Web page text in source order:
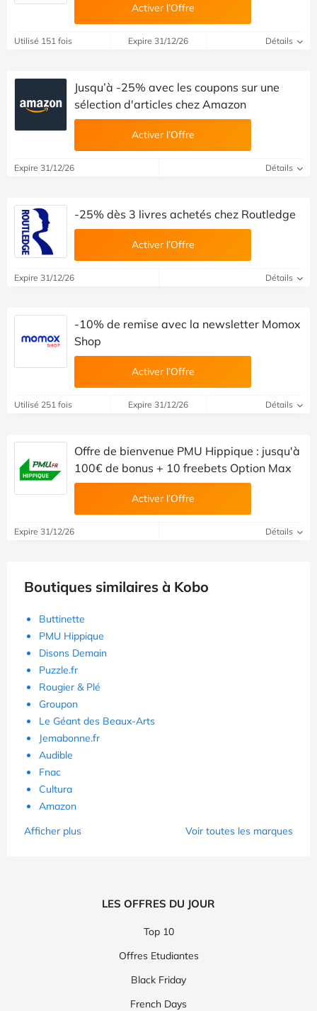
Activer l’Offre
Utilisé 151 fois Expire 31/12/26 Détails
Jusqu’à -25% avec les coupons sur une
sélection d'articles chez Amazon
Activer l’Offre
Expire 31/12/26 Détails
-25% dès 3 livres achetés chez Routledge
Activer l’Offre
Expire 31/12/26 Détails
-10% de remise avec la newsletter Momox
Shop
Activer l’Offre
Utilisé 251 fois Expire 31/12/26 Détails
Offre de bienvenue PMU Hippique : jusqu'à
100€ de bonus + 10 freebets Option Max
Activer l’Offre
Expire 31/12/26 Détails
Boutiques similaires à Kobo
Buttinette
PMU Hippique
Disons Demain
Puzzle.fr
Rougier & Plé
Groupon
Le Géant des Beaux-Arts
Jemabonne.fr
Audible
Fnac
Cultura
Amazon
Afficher plus
Voir toutes les marques
LES OFFRES DU JOUR
Top 10
Offres Etudiantes
Black Friday
French Days